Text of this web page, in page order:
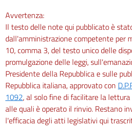
Avvertenza:
Il testo delle note qui pubblicato è
dall'amministrazione competente per
10, comma 3, del testo unico delle
promulgazione delle leggi,
Presidente della Repubblica e sulle
Repubblica italiana, approvato con
1092, al solo fine di facilitare la
alle quali è operato il rinvio. Restano
l'efficacia degli atti legislativi qui